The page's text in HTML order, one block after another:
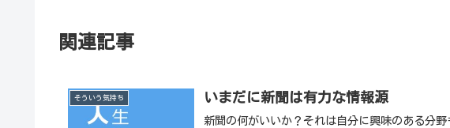
関連記事
そういう気持ち いまだに新聞は有力な情報源
新聞の何がいいか？それは自分に興味のある分